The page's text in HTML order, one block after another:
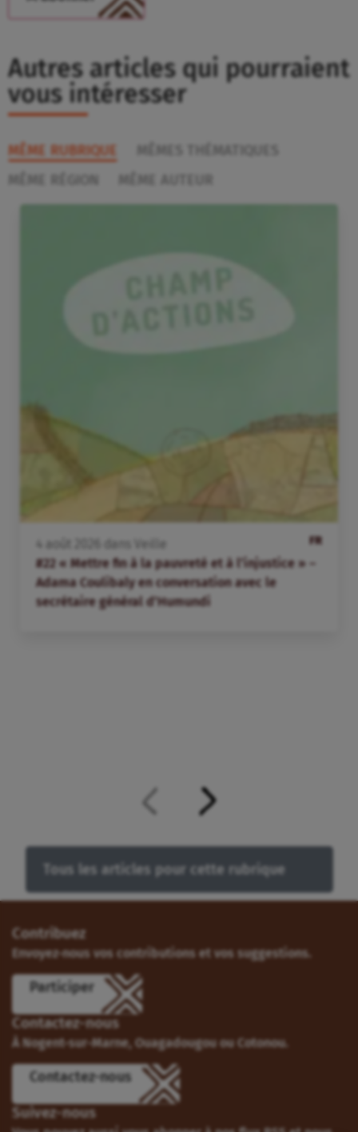
Autres articles qui pourraient
vous intéresser
MÊME RUBRIQUE
FR
août dans
Veille
#22 « Mettre fin à la pauvreté et à l’injustice » –
Adama Coulibaly en conversation avec le
secrétaire général d’Humundi
Tous les articles pour cette rubrique
Contribuez
Envoyez-nous vos contributions et vos suggestions.
Participer
Contactez-nous
À Nogent-sur-Marne, Ouagadougou ou Cotonou.
Contactez-nous
Suivez-nous